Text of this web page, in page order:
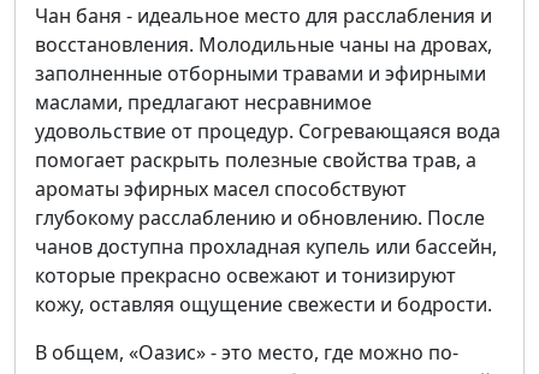
Чан баня - идеальное место для расслабления и
восстановления. Молодильные чаны на дровах,
заполненные отборными травами и эфирными
маслами, предлагают несравнимое
удовольствие от процедур. Согревающаяся вода
помогает раскрыть полезные свойства трав, а
ароматы эфирных масел способствуют
глубокому расслаблению и обновлению. После
чанов доступна прохладная купель или бассейн,
которые прекрасно освежают и тонизируют
кожу, оставляя ощущение свежести и бодрости.
В общем, «Оазис» - это место, где можно по-